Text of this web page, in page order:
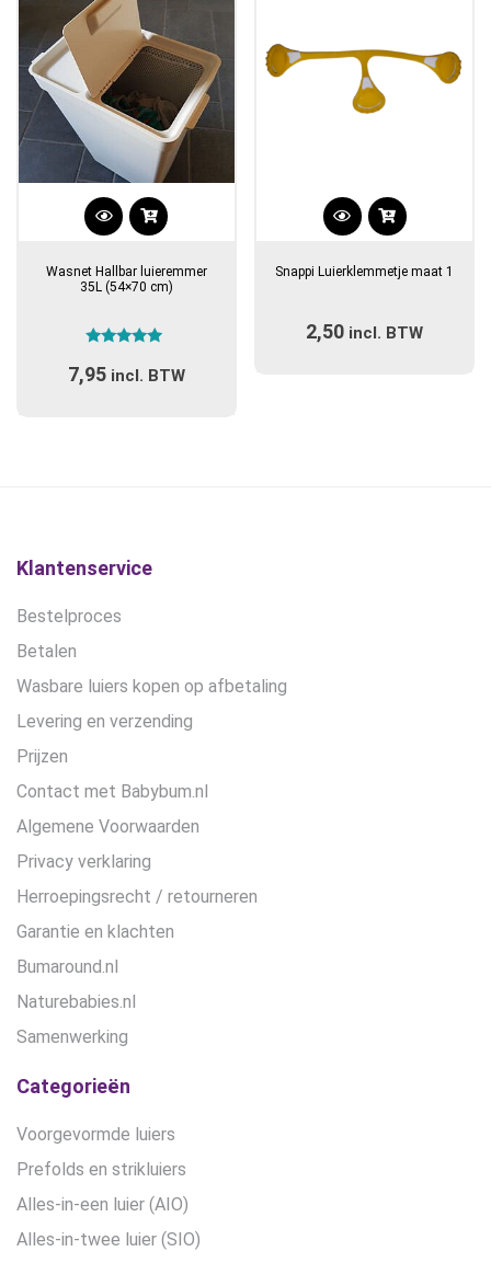
Wasnet Hallbar luieremmer
35L (54×70 cm)
4.71
uit 5
7,95 incl. BTW
Dit
heeft
variaties.
Snappi Luierklemmetje maat 1
2,50 incl. BTW
Klantenservice
Bestelproces
Betalen
Wasbare luiers kopen op afbetaling
Levering en verzending
Prijzen
Contact met Babybum.nl
Algemene Voorwaarden
Privacy verklaring
Herroepingsrecht / retourneren
Garantie en klachten
Bumaround.nl
Naturebabies.nl
Samenwerking
Categorieën
Voorgevormde luiers
Prefolds en strikluiers
Alles-in-een luier (AIO)
Alles-in-twee luier (SIO)